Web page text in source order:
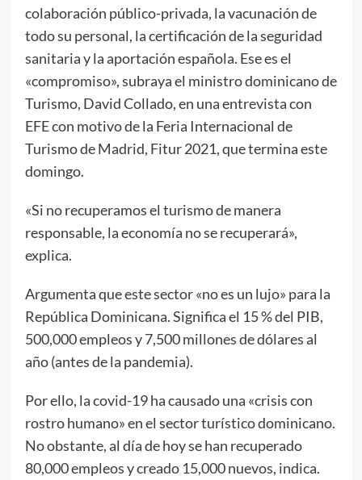
colaboración público-privada, la vacunación de
todo su personal, la certificación de la seguridad
sanitaria y la aportación española. Ese es el
«compromiso», subraya el ministro dominicano de
Turismo, David Collado, en una entrevista con
EFE con motivo de la Feria Internacional de
Turismo de Madrid, Fitur 2021, que termina este
domingo.
«Si no recuperamos el turismo de manera
responsable, la economía no se recuperará»,
explica.
Argumenta que este sector «no es un lujo» para la
República Dominicana. Significa el 15 % del PIB,
500,000 empleos y 7,500 millones de dólares al
año (antes de la pandemia).
Por ello, la covid-19 ha causado una «crisis con
rostro humano» en el sector turístico dominicano.
No obstante, al día de hoy se han recuperado
80,000 empleos y creado 15,000 nuevos, indica.